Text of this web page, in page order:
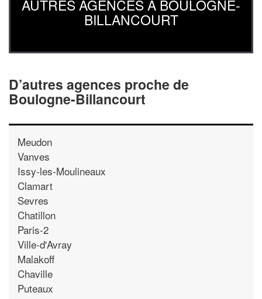
AUTRES AGENCES À BOULOGNE-
BILLANCOURT
D’autres agences proche de
Boulogne-Billancourt
Meudon
Vanves
Issy-les-Moulineaux
Clamart
Sevres
Chatillon
Paris-2
Ville-d'Avray
Malakoff
Chaville
Puteaux